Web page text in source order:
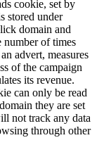
cookie, set by
stored under
domain and
number of times
advert, measures
of the campaign
its revenue.
can only be read
they are set
not track any data
through other